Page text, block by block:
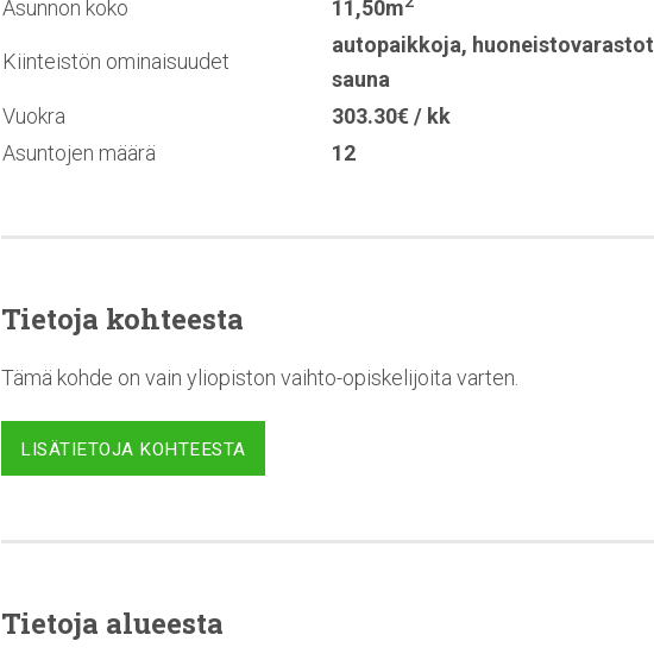
Asunnon koko
11,50m
Kiinteistön ominaisuudet
autopaikkoja, huoneistovarastot
sauna
Vuokra
303.30€ / kk
Asuntojen määrä
12
Tietoja kohteesta
Tämä kohde on vain yliopiston vaihto-opiskelijoita varten.
LISÄTIETOJA KOHTEESTA
Tietoja alueesta